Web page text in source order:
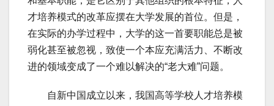
才培养模式的改革应摆在大学发展的首位。但是，
在实际的办学过程中，大学的这一首要职能总是被
弱化甚至被忽视，致使一个本应充满活力、不断改
进的领域变成了一个难以解决的“老大难”问题。
自新中国成立以来，我国高等学校人才培养模